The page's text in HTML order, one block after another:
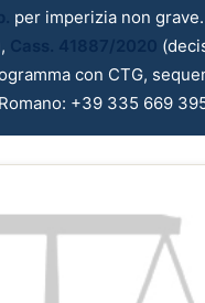
per imperizia non
con CTG,
+39 335 669